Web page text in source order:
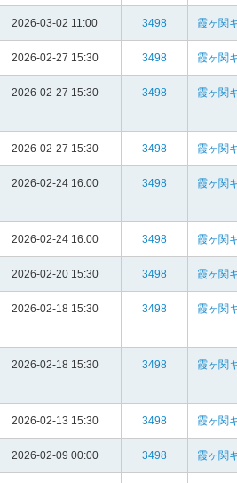
2026-03-02 11:00 3498 霞ヶ関
2026-02-27 15:30 3498 霞ヶ関
2026-02-27 15:30 3498 霞ヶ関
2026-02-27 15:30 3498 霞ヶ関
2026-02-24 16:00 3498 霞ヶ関
2026-02-24 16:00 3498 霞ヶ関
2026-02-20 15:30 3498 霞ヶ関
2026-02-18 15:30 3498 霞ヶ関
2026-02-18 15:30 3498 霞ヶ関
2026-02-13 15:30 3498 霞ヶ関
2026-02-09 00:00 3498 霞ヶ関